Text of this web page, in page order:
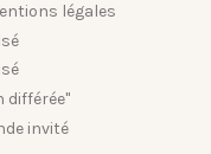
légales
différée"
invité